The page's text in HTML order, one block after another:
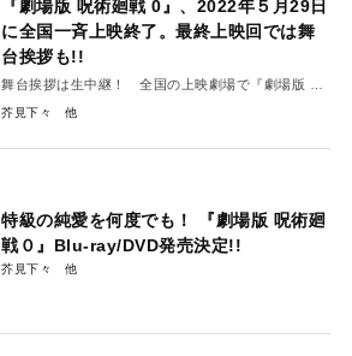
『劇場版 呪術廻戦 0』、2022年５月29日
に全国一斉上映終了。最終上映回では舞
台挨拶も!!
舞台挨拶は生中継！ 全国の上映劇場で『劇場版 呪
術廻戦 0』の終映を見届けよう
芥見下々
特級の純愛を何度でも！ 『劇場版 呪術廻
戦０』Blu-ray/DVD発売決定!!
芥見下々